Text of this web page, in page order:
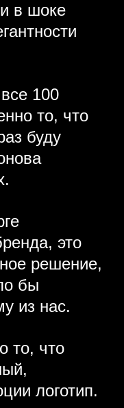
в шоке
100
то, что
буду
это
решение,
бы
из нас.
то, что
логотип.